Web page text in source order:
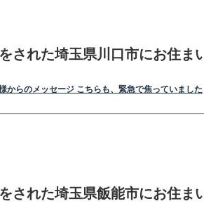
された埼玉県川口市にお住ま
からのメッセージ こちらも、緊急で焦っていました
された埼玉県飯能市にお住ま